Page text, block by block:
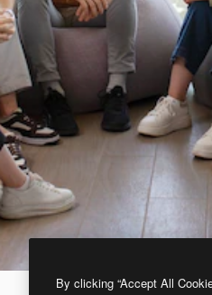
By clicking “Accept All